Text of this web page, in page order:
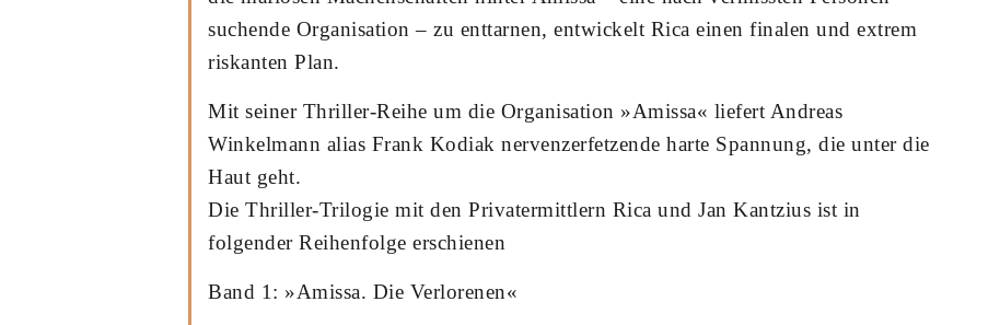
suchende Organisation – zu enttarnen, entwickelt Rica einen finalen und extrem
riskanten Plan.
Mit seiner Thriller-Reihe um die Organisation »Amissa« liefert Andreas
Winkelmann alias Frank Kodiak nervenzerfetzende harte Spannung, die unter die
Haut geht.
Die Thriller-Trilogie mit den Privatermittlern Rica und Jan Kantzius ist in
folgender Reihenfolge erschienen
Band 1: »Amissa. Die Verlorenen«